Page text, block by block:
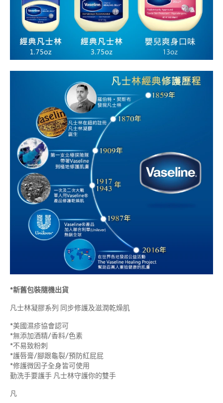
*新舊包裝隨機出貨
凡士林凝膠系列 同步修護及滋潤乾燥肌
*美國濕疹協會認可
*無添加酒精/香料/色素
*不易致粉刺
*護唇膏/腳跟龜裂/預防紅屁屁
*修護微因子全身皆可使用
勤洗手要護手 凡士林守護你的雙手
凡